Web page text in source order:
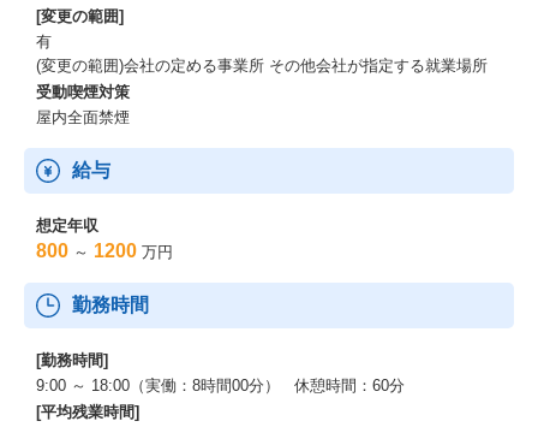
[変更の範囲]
有
(変更の範囲)会社の定める事業所 その他会社が指定する就業場所
受動喫煙対策
屋内全面禁煙
給与
想定年収
800 ～ 1200 万円
勤務時間
[勤務時間]
9:00 ～ 18:00（実働：8時間00分） 休憩時間：60分
[平均残業時間]